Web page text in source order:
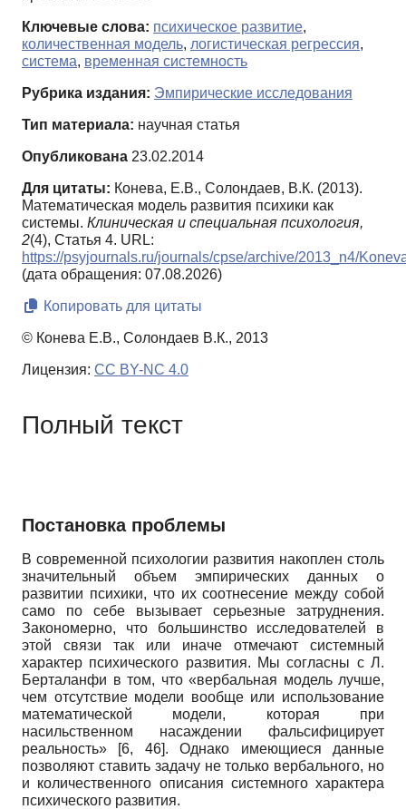
Ключевые слова: психическое развитие,
количественная модель, логистическая регрессия,
система, временная системность
Рубрика издания: Эмпирические исследования
Тип материала: научная статья
Опубликована 23.02.2014
Для цитаты: Конева, Е.В., Солондаев, В.К. (2013).
Математическая модель развития психики как
системы. Клиническая и специальная психология,
2(4), Статья 4. URL:
https://psyjournals.ru/journals/cpse/archive/2013_n4/
(дата обращения: 07.08.2026)
Копировать для цитаты
© Конева Е.В., Солондаев В.К., 2013
Лицензия: CC BY-NC 4.0
Полный текст
Постановка проблемы
В современной психологии развития накоплен столь
значительный объем эмпирических данных о
развитии психики, что их соотнесение между собой
само по себе вызывает серьезные затруднения.
Закономерно, что большинство исследователей в
этой связи так или иначе отмечают системный
характер психического развития. Мы согласны с Л.
Берталанфи в том, что «вербальная модель лучше,
чем отсутствие модели вообще или использование
математической модели, которая при
насильственном насаждении фальсифицирует
реальность» [6, 46]. Однако имеющиеся данные
позволяют ставить задачу не только вербального, но
и количественного описания системного характера
психического развития.